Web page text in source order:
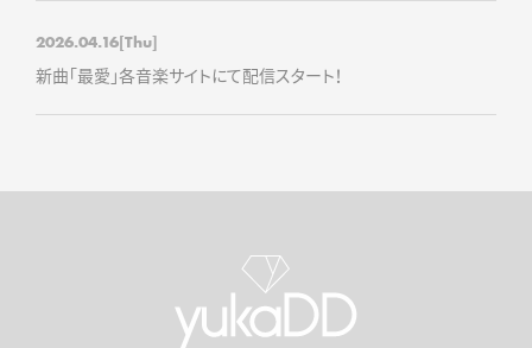
2026.04.16[Thu]
新曲「最愛」各音楽サイトにて配信スタート！